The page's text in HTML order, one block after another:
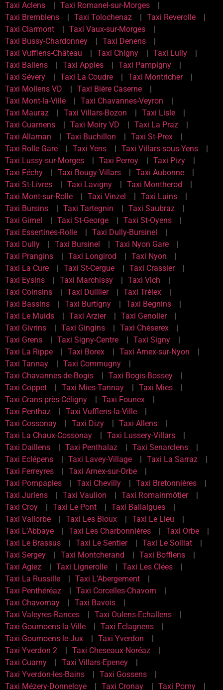
Taxi Aclens
Taxi Romanel-sur-Morges
Taxi Bremblens
Taxi Tolochenaz
Taxi Reverolle
Taxi Clarmont
Taxi Vaux-sur-Morges
Taxi Bussy-Chardonney
Taxi Denens
Taxi Vufflens-Château
Taxi Chigny
Taxi Lully
Taxi Ballens
Taxi Apples
Taxi Pampigny
Taxi Sévery
Taxi La Coudre
Taxi Montricher
Taxi Mollens VD
Taxi Bière Caserne
Taxi Mont-la-Ville
Taxi Chavannes-Veyron
Taxi Mauraz
Taxi Villars-Bozon
Taxi Lisle
Taxi Cuarnens
Taxi Moiry VD
Taxi La Praz
Taxi Allaman
Taxi Buchillon
Taxi St-Prex
Taxi Rolle Gare
Taxi Yens
Taxi Villars-sous-Yens
Taxi Lussy-sur-Morges
Taxi Perroy
Taxi Pizy
Taxi Féchy
Taxi Bougy-Villars
Taxi Aubonne
Taxi St-Livres
Taxi Lavigny
Taxi Montherod
Taxi Mont-sur-Rolle
Taxi Vinzel
Taxi Luins
Taxi Bursins
Taxi Tartegnin
Taxi Saubraz
Taxi Gimel
Taxi St-George
Taxi St-Oyens
Taxi Essertines-Rolle
Taxi Dully-Bursinel
Taxi Dully
Taxi Bursinel
Taxi Nyon Gare
Taxi Prangins
Taxi Longirod
Taxi Nyon
Taxi La Cure
Taxi St-Cergue
Taxi Crassier
Taxi Eysins
Taxi Marchissy
Taxi Vich
Taxi Coinsins
Taxi Duillier
Taxi Trélex
Taxi Bassins
Taxi Burtigny
Taxi Begnins
Taxi Le Muids
Taxi Arzier
Taxi Genolier
Taxi Givrins
Taxi Gingins
Taxi Chéserex
Taxi Grens
Taxi Signy-Centre
Taxi Signy
Taxi La Rippe
Taxi Borex
Taxi Arnex-sur-Nyon
Taxi Tannay
Taxi Commugny
Taxi Chavannes-de-Bogis
Taxi Bogis-Bossey
Taxi Coppet
Taxi Mies-Tannay
Taxi Mies
Taxi Crans-près-Céligny
Taxi Founex
Taxi Penthaz
Taxi Vufflens-la-Ville
Taxi Cossonay
Taxi Dizy
Taxi Allens
Taxi La Chaux-Cossonay
Taxi Lussery-Villars
Taxi Daillens
Taxi Penthalaz
Taxi Senarclens
Taxi Eclépens
Taxi Lavey-Village
Taxi La Sarraz
Taxi Ferreyres
Taxi Arnex-sur-Orbe
Taxi Pompaples
Taxi Chevilly
Taxi Bretonnières
Taxi Juriens
Taxi Vaulion
Taxi Romainmôtier
Taxi Croy
Taxi Le Pont
Taxi Ballaigues
Taxi Vallorbe
Taxi Les Bioux
Taxi Le Lieu
Taxi L’Abbaye
Taxi Les Charbonnières
Taxi Orbe
Taxi Le Brassus
Taxi Le Sentier
Taxi Le Solliat
Taxi Sergey
Taxi Montcherand
Taxi Bofflens
Taxi Agiez
Taxi Lignerolle
Taxi Les Clées
Taxi La Russille
Taxi L’Abergement
Taxi Penthéréaz
Taxi Corcelles-Chavorn
Taxi Chavornay
Taxi Bavois
Taxi Valeyres-Rances
Taxi Oulens-Echallens
Taxi Goumoens-la-Ville
Taxi Eclagnens
Taxi Goumoens-le-Jux
Taxi Yverdon
Taxi Yverdon 2
Taxi Cheseaux-Noréaz
Taxi Cuarny
Taxi Villars-Epeney
Taxi Yverdon-les-Bains
Taxi Gossens
Taxi Mézery-Donneloye
Taxi Cronay Taxi Pomy